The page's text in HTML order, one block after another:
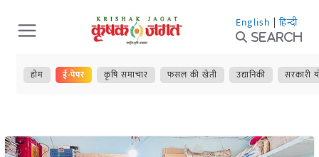
Skip
to
content
English | हिन्दी
Search
होम ई-पेपर कृषि समाचार फसल की खेती उद्यानिकी सरकारी